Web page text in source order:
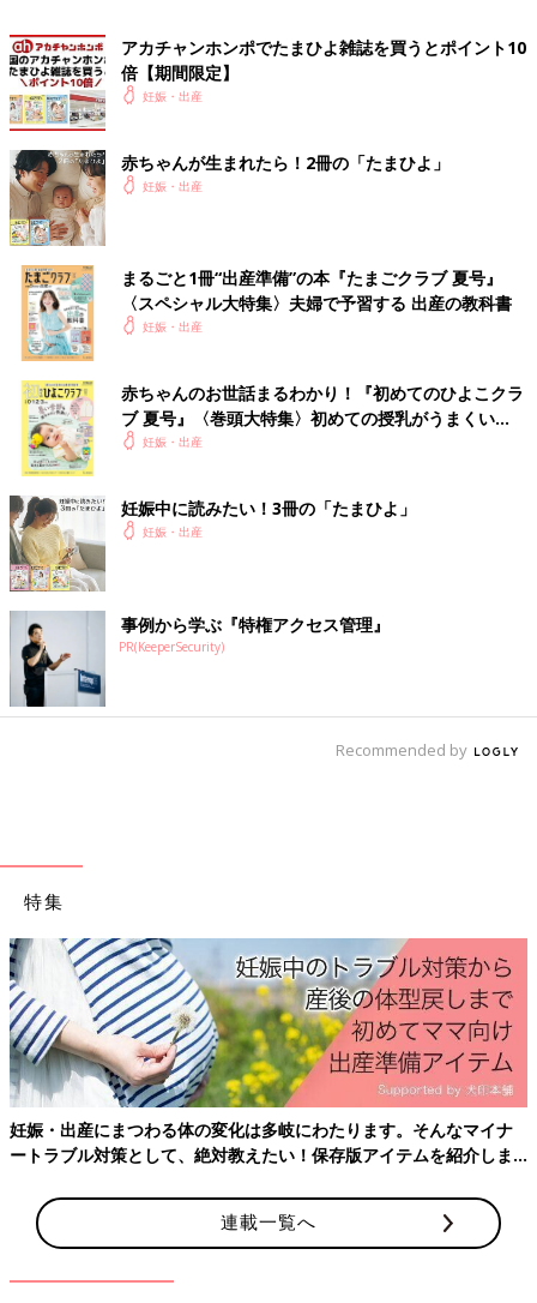
守るためにも「赤ちゃんポスト」は必要だと考えています。
「安易な育児放棄につながる」という批判もありますが、養子縁
組によって育てたい人と育てられない人をマッチングすれば、助
かる命がある、そのことに大きな意味があると考えます。子ども
ができないけれどほしい場合に、近年は不妊治療を受ける人が増
えています。同時に特別養子縁組の選択肢ももっと一般的になれ
ばいいと思います。そのためには、東京に「赤ちゃんポスト」が
設置される前後からの官民連携での取り組みが必要だと考えてい
ます。
「赤ちゃんの命が助かる場所」の思いを込めて
――現在は、2024年秋の開設に向けて、どのようなことをして
いるのでしょうか？
小暮 「こうのとりのゆりかご」は熊本県の慈恵病院の名称なの
で、私たちはそこから多く学ばせていただきつつ、東京という地
域に合った取組・施設を作り上げていきたいと考えています。私
たちが設置を予定している「赤ちゃんポスト」の名称を2023年3
月31日までホームページで募集しています。子どもの生命を守
り、お母さんを守るための前向きな施設にするために、“赤ちゃ
んの命が助かる場所”とイメージがわくような名前になればと思
っています。
お話・監修／小暮裕之先生 取材・文／早川奈緒子、たまひよ
とが難しく社会からも気づかれにくい」と、自
身もきょうだい児として育った経験を持つ小児
科医の湯浅正太先生は言います。きょうだい児
の支援活動も行う湯浅先生に、きょうだい児の
悩みや支援の課題について話を聞きました。
複雑な家庭環境や、経済的困窮があるなか、予期せぬ妊娠をして
しまった場合に、相談したり支援を受けられることを知らない人
も多いのだとか。「『赤ちゃんポスト』は小さな命を守り、虐待
によって母親を犯罪者にしないためにも必要な取り組み」と小暮
先生は話します。
「たまひよ 家族を考える」では、すべての赤ちゃんや家族にと
って、よりよい社会・環境となることを目指してさまざまな課題
を取材し、発信していきます。
（※）厚生労働省「子ども虐待による死亡事例等の検証結果等に
ついて(第18次報告)」
アカチャンホンポでたまひよ雑誌を買うとポイント10
倍【期間限定】
妊娠・出産
赤ちゃんが生まれたら！2冊の「たまひよ」
妊娠・出産
まるごと1冊“出産準備”の本『たまごクラブ 夏号』
〈スペシャル大特集〉夫婦で予習する 出産の教科書
妊娠・出産
赤ちゃんのお世話まるわかり！『初めてのひよこクラ
ブ 夏号』〈巻頭大特集〉初めての授乳がうまくい
く！ おっぱい・ミルクの基本と夏のトラブル 解決テ
妊娠・出産
妊娠中に読みたい！3冊の「たまひよ」
妊娠・出産
事例から学ぶ『特権アクセス管理』
PR(KeeperSecurity)
Recommended by
特集
妊娠・出産にまつわる体の変化は多岐にわたります。そんなマイナ
ートラブル対策として、絶対教えたい！保存版アイテムを紹介しま
連載一覧へ